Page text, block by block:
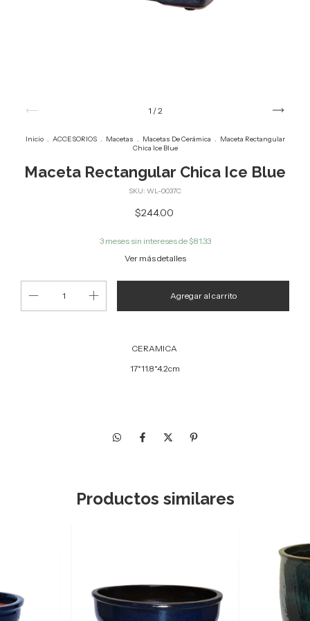
1 /2
Inicio . ACCESORIOS . Macetas . Macetas De Cerámica . Maceta Rectangular
Chica Ice Blue
Maceta Rectangular Chica Ice Blue
SKU: WL-0037C
$244.00
3 meses sin intereses de $81.33
Ver más detalles
CERAMICA
17*11.8*4.2cm
Productos similares